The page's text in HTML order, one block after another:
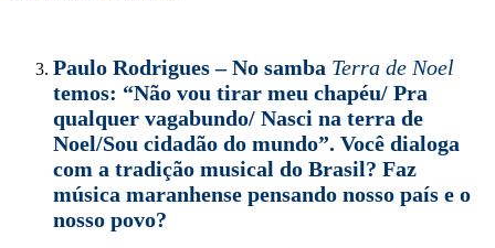
Paulo Rodrigues – No samba Terra de Noel
temos: “Não vou tirar meu chapéu/ Pra
qualquer vagabundo/ Nasci na terra de
Noel/Sou cidadão do mundo”. Você dialoga
com a tradição musical do Brasil? Faz
música maranhense pensando nosso país e o
nosso povo?